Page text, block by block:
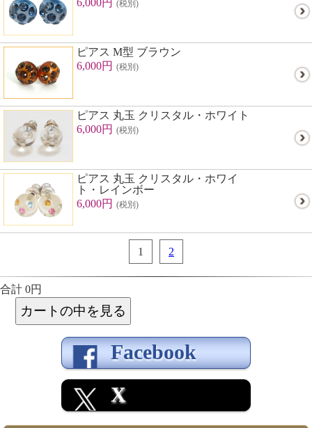
6,000円 (税別)
ピアス M型 ブラウン
6,000円 (税別)
ピアス 丸玉 クリスタル・ホワイト
6,000円 (税別)
ピアス 丸玉 クリスタル・ホワイ
ト・レインボー
6,000円 (税別)
1 2
合計 0円
Facebook
X